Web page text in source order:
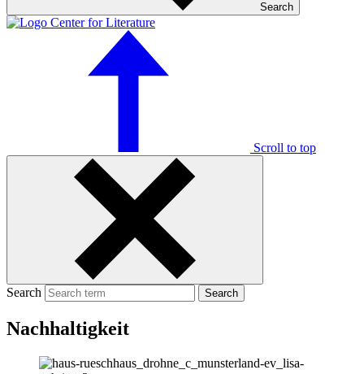
Search
Scroll to top
Search Search
Nachhaltigkeit